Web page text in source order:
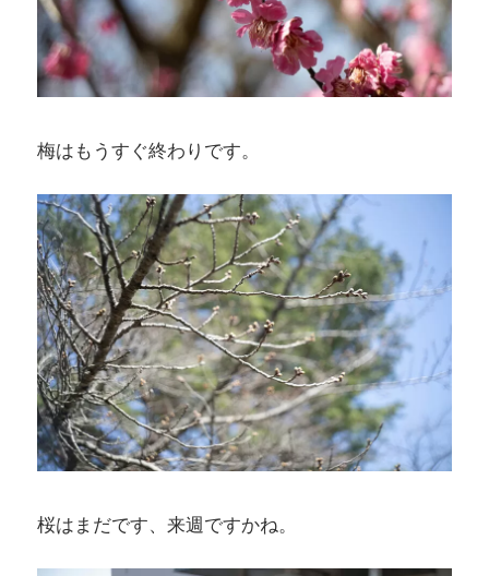
梅はもうすぐ終わりです。
桜はまだです、来週ですかね。